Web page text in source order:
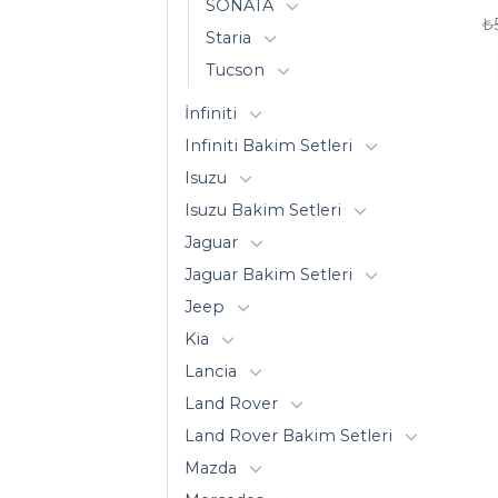
SONATA
Staria
Tucson
İnfiniti
Infiniti Bakim Setleri
Isuzu
Isuzu Bakim Setleri
Jaguar
Jaguar Bakim Setleri
Jeep
Kia
Lancia
Land Rover
Land Rover Bakim Setleri
Mazda
₺